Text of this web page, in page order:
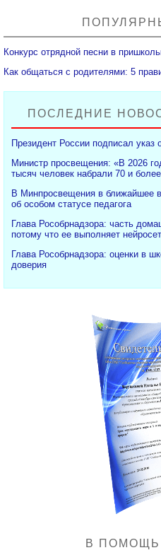
Конкурс отрядной песни в
Как общаться с родителями: 5
ПОСЛЕДНИЕ
Президент России подписал указ
Министр просвещения: «В 2026
тысяч человек набрали 70 и
В Минпросвещения в ближайшее
об особом статусе педагога
Глава Рособрнадзора: часть
потому что ее выполняет
Глава Рособрнадзора: оценки в
доверия
В